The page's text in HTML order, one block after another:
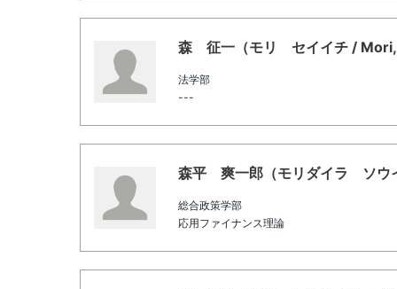
森 征一（モリ セイイチ / Mori,
法学部
---
森平 爽一郎（モリダイラ ソウ
総合政策学部
応用ファイナンス理論